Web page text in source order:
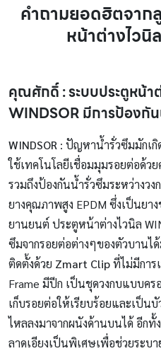
คำถามยอดฮิตจาก
หน้าต่างไวนิ
คุณศักดิ์ : ระบบประตูหน้า
WINDSOR มีการป้องกั
WINDSOR : ปัญหาน้ำรั่วซึมมักเกิ
ใช้เทคโนโลยีเชื่อมมุมรอยต่อด้ว
รวมถึงป้องกันน้ำรั่วซึมระหว่างว
ยางคุณภาพสูง EPDM ซึ่งเป็นยา
ยานยนต์ ประตูหน้าต่างไวนิล
ซึมจากรอยต่อต่างๆของตัวบานไ
ติดตั้งด้วย Zmart Clipที่ไม่มีการ
Frame มีปีก เป็นชุดวงกบแบบค
เก็บรอยต่อให้เรียบร้อยและเป็น
ไหลลงมาจากผนังด้านบนได้ อีกทั้
ลาดเอียงเป็นพิเศษเพื่อช่วยระบ